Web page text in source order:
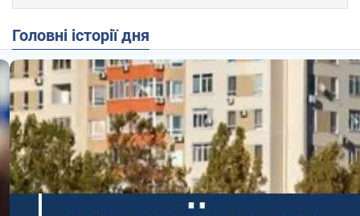
Головні історії дня